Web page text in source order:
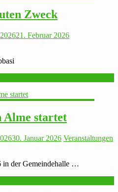
Zweck
21. Februar 2026
startet
30. Januar 2026 Veranstaltungen
in der Gemeindehalle …